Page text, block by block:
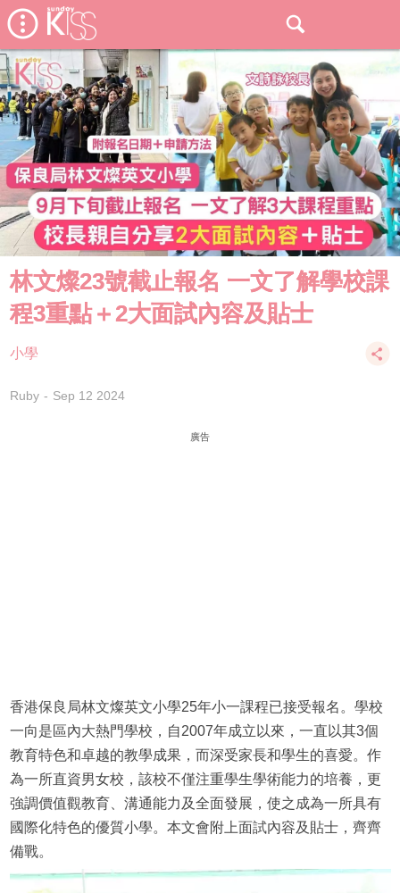
林文燦23號截止報名 一文了解學校課
程3重點＋2大面試內容及貼士
小學
Ruby Sep 12 2024
廣告
香港保良局林文燦英文小學25年小一課程已接受報名。學校
一向是區內大熱門學校，自2007年成立以來，一直以其3個
教育特色和卓越的教學成果，而深受家長和學生的喜愛。作
為一所直資男女校，該校不僅注重學生學術能力的培養，更
強調價值觀教育、溝通能力及全面發展，使之成為一所具有
國際化特色的優質小學。本文會附上面試內容及貼士，齊齊
備戰。